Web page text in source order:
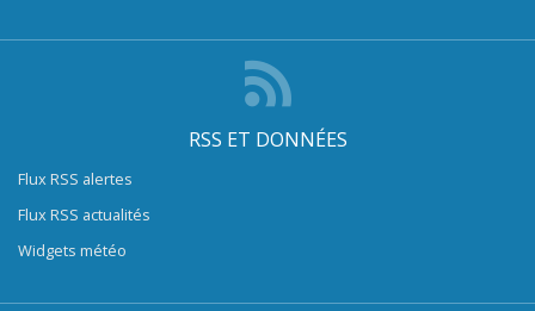
RSS ET DONNÉES
Flux RSS alertes
Flux RSS actualités
Widgets météo